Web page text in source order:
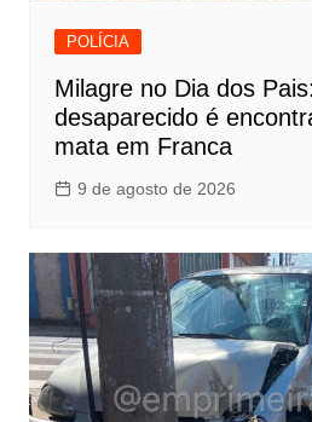
POLÍCIA
Milagre no Dia dos
desaparecido é
mata em Franca
9 de agosto de 2026